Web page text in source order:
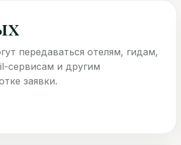
передаваться отелям, гидам,
сервисам и другим
заявки.